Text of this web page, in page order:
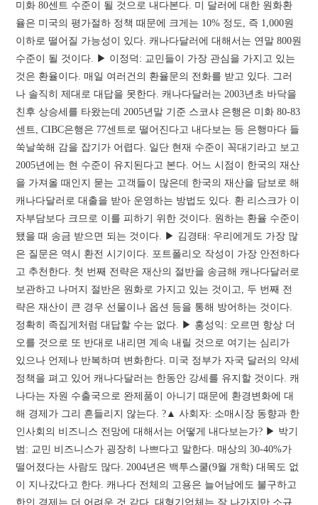
미화 80센트 수준이 될 것으로 내다본다. 미 달러에 대한 원화환
율은 미국의 평가절하 정책 때문에 크게는 10% 정도, 즉 1,000원
이하로 떨어질 가능성이 있다. 캐나다달러에 대해서는 연말 800원
수준이 될 것이다. ▶ 이정덕: 교민들이 가장 관심을 가지고 있는
것은 환율이다. 매일 여러건의 환율문의 전화를 받고 있다. 그러
나 솔직히 제대로 대답을 못한다. 캐나다달러는 2003년초 바닥을
친후 상승세를 타왔는데 2005년말 기준 스코샤 은행은 미화 80-83
센트, CIBC은행은 77센트로 떨어진다고 내다보는 등 은행마다 들
쑥날쑥해 감을 잡기가 어렵다. 일단 현재 수준이 꼭대기라고 보고
2005년에는 현 수준이 유지된다고 본다. 어느 시점이 한국의 재산
을 가져올 때인지 묻는 고객들이 많은데 한국의 재산을 담보로 해
캐나다달러로 대출을 받아 운영하는 방법도 있다. 환 리스크가 이
자부담보다 크므로 이를 피하기 위한 것이다. 원하는 환율 수준이
됐을 때 송금 받으면 되는 것이다. ▶ 김경태: 우리에게도 가장 많
은 질문은 역시 환전 시기이다. 포트폴리오 작성이 가장 안전하다
고 추천한다. 첫 번째 전략은 재산의 절반을 송금해 캐나다달러로
보관하고 나머지 절반은 원화로 가지고 있는 것이고, 두 번째 전
략은 재산이 큰 경우 선물이나 옵션 등을 통해 방어하는 것이다.
정확히 족집게처럼 대답할 수는 없다. ▶ 홍성익: 오르면 항상 더
오를 것으로 또 반대로 내리면 계속 내릴 것으로 여기는 심리가
있으나 언제나 반복하며 변화한다. 미국 정부가 자국 달러의 약세
정책을 펴고 있어 캐나다달러는 한동안 강세를 유지할 것이다. 캐
나다는 자원 수출국으로 완제품이 아니기 때문에 환경변화에 대
해 경제가 그리 흔들리지 않는다. ?▲ 사회자: 소매시장 동향과 한
인사회의 비즈니스 전망에 대해서는 어떻게 내다보는가? ▶ 박기
범: 교민 비즈니스가 굉장히 나쁘다고 말한다. 매상의 30-40%가
떨어졌다는 사람도 많다. 2004년은 백투스쿨(9월 개학) 대목도 없
이 지나갔다고 한다. 캐나다 전체의 고용은 늘어남에도 불구하고
한인 경제는 더 어려운 것 같다. 대형기업체는 잘 나가지만 소규